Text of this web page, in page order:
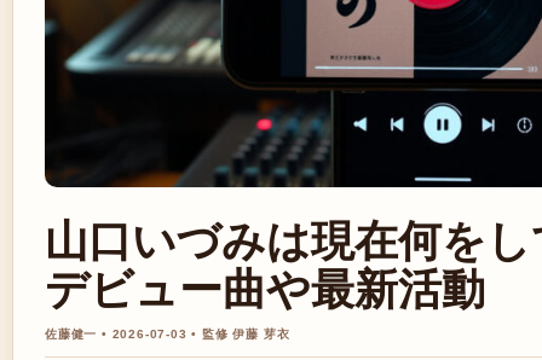
山口いづみは現在何を
デビュー曲や最新活動
佐藤健一 • 2026-07-03 • 監修 伊藤 芽衣